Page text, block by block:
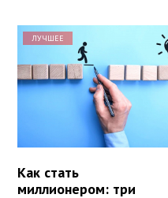
ЛУЧШЕЕ
Как стать
миллионером: три